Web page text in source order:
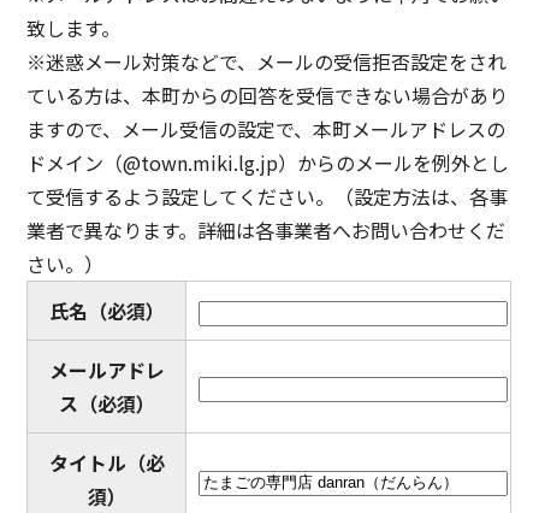
致します。
※迷惑メール対策などで、メールの受信拒否設定をされ
ている方は、本町からの回答を受信できない場合があり
ますので、メール受信の設定で、本町メールアドレスの
ドメイン（@town.miki.lg.jp）からのメールを例外とし
て受信するよう設定してください。（設定方法は、各事
業者で異なります。詳細は各事業者へお問い合わせくだ
さい。）
氏名 （必須）
メールアドレ
ス （必須）
タイトル （必
須）